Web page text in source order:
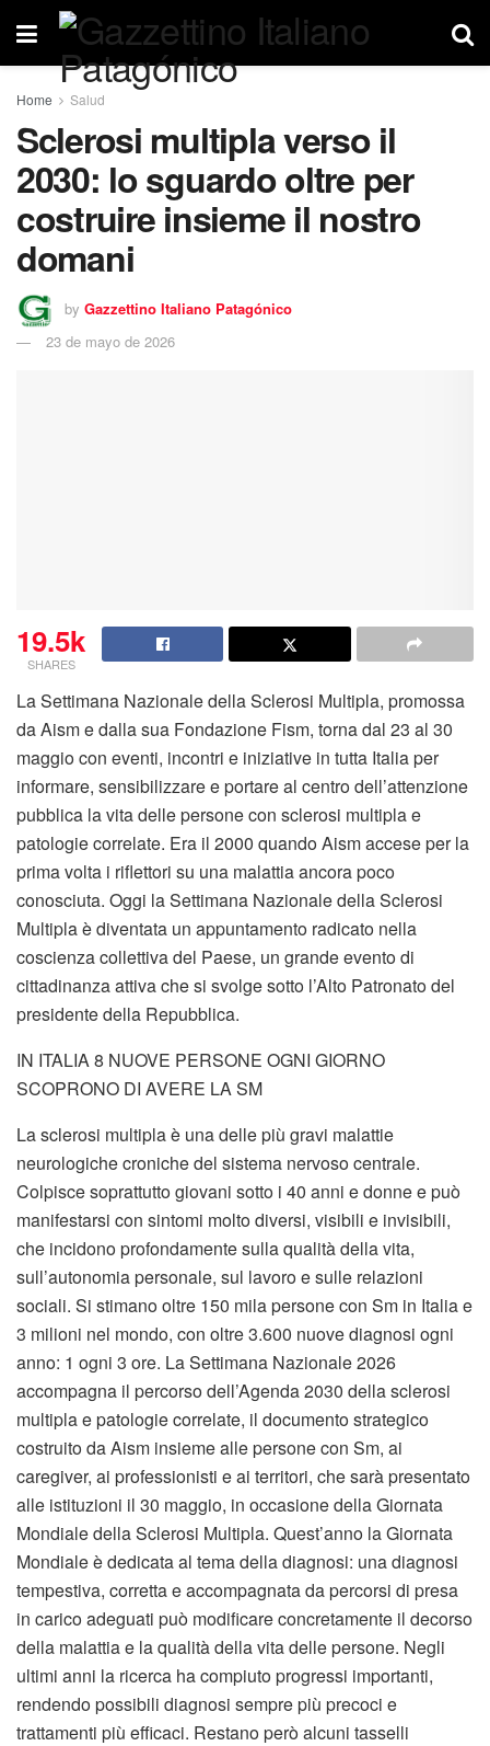
Home Salud
Sclerosi multipla verso il
2030: lo sguardo oltre per
costruire insieme il nostro
domani
by Gazzettino Italiano Patagónico
23 de mayo de 2026
19.5k
SHARES
La Settimana Nazionale della Sclerosi Multipla, promossa
da Aism e dalla sua Fondazione Fism, torna dal 23 al 30
maggio con eventi, incontri e iniziative in tutta Italia per
informare, sensibilizzare e portare al centro dell’attenzione
pubblica la vita delle persone con sclerosi multipla e
patologie correlate. Era il 2000 quando Aism accese per la
prima volta i riflettori su una malattia ancora poco
conosciuta. Oggi la Settimana Nazionale della Sclerosi
Multipla è diventata un appuntamento radicato nella
coscienza collettiva del Paese, un grande evento di
cittadinanza attiva che si svolge sotto l’Alto Patronato del
presidente della Repubblica.
IN ITALIA 8 NUOVE PERSONE OGNI GIORNO
SCOPRONO DI AVERE LA SM
La sclerosi multipla è una delle più gravi malattie
neurologiche croniche del sistema nervoso centrale.
Colpisce soprattutto giovani sotto i 40 anni e donne e può
manifestarsi con sintomi molto diversi, visibili e invisibili,
che incidono profondamente sulla qualità della vita,
sull’autonomia personale, sul lavoro e sulle relazioni
sociali. Si stimano oltre 150 mila persone con Sm in Italia e
3 milioni nel mondo, con oltre 3.600 nuove diagnosi ogni
anno: 1 ogni 3 ore. La Settimana Nazionale 2026
accompagna il percorso dell’Agenda 2030 della sclerosi
multipla e patologie correlate, il documento strategico
costruito da Aism insieme alle persone con Sm, ai
caregiver, ai professionisti e ai territori, che sarà presentato
alle istituzioni il 30 maggio, in occasione della Giornata
Mondiale della Sclerosi Multipla. Quest’anno la Giornata
Mondiale è dedicata al tema della diagnosi: una diagnosi
tempestiva, corretta e accompagnata da percorsi di presa
in carico adeguati può modificare concretamente il decorso
della malattia e la qualità della vita delle persone. Negli
ultimi anni la ricerca ha compiuto progressi importanti,
rendendo possibili diagnosi sempre più precoci e
trattamenti più efficaci. Restano però alcuni tasselli